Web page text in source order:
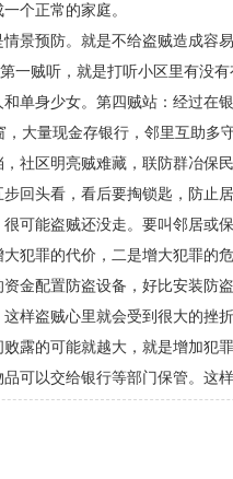
个正常的家庭。
情景预防。就是不给盗贼造成容
一贼听，就是打听小区里有没
单身少女。第四贼站：经过在
大量现金存银行，邻里互助多
社区明亮贼难藏，联防群冶保
回头看，看后要掏锁匙，防止
可能盗贼还没走。要叫邻居或
犯罪的代价，二是增大犯罪的
金配置防盗设备，好比安装防
样盗贼心里就会受到很大的挫
露的可能就越大，就是增加犯
可以交给银行等部门保管。这